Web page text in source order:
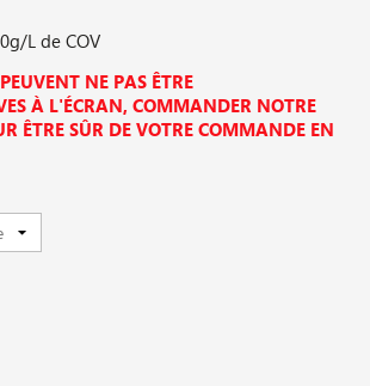
L de COV
NE PAS ÊTRE
À L'ÉCRAN, COMMANDER NOTRE
ÊTRE SÛR DE VOTRE COMMANDE EN